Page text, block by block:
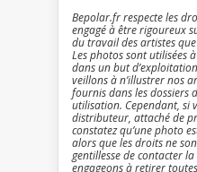
Bepolar.fr respecte les
engagé à être rigoureux
du travail des artistes
Les photos sont utilisées
dans un but
veillons à n’illustrer nos
fournis dans les dossiers
utilisation. Cependant, si
distributeur, attaché de
constatez qu’une photo
alors que les droits ne
gentillesse de contacter la
engageons à retirer